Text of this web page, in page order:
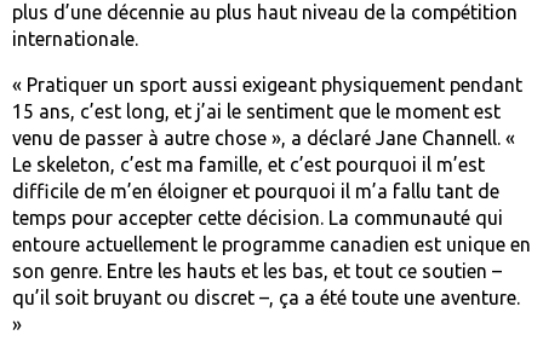
plus d’une décennie au plus haut niveau de la compétition
internationale.
« Pratiquer un sport aussi exigeant physiquement pendant
15 ans, c’est long, et j’ai le sentiment que le moment est
venu de passer à autre chose », a déclaré Jane Channell. «
Le skeleton, c’est ma famille, et c’est pourquoi il m’est
difficile de m’en éloigner et pourquoi il m’a fallu tant de
temps pour accepter cette décision. La communauté qui
entoure actuellement le programme canadien est unique en
son genre. Entre les hauts et les bas, et tout ce soutien –
qu’il soit bruyant ou discret –, ça a été toute une aventure.
»